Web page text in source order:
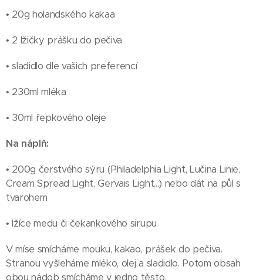
• 20g holandského kakaa
• 2 lžičky prášku do pečiva
• sladidlo dle vašich preferencí
• 230ml mléka
• 30ml řepkového oleje
Na náplň:
• 200g čerstvého sýru (Philadelphia Light, Lučina Linie,
Cream Spread Light, Gervais Light...) nebo dát na půl s
tvarohem
• lžíce medu či čekankového sirupu
V míse smícháme mouku, kakao, prášek do pečiva.
Stranou vyšleháme mléko, olej a sladidlo. Potom obsah